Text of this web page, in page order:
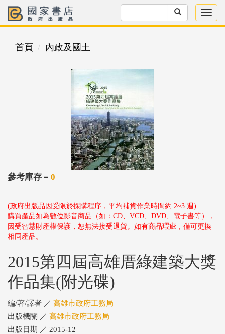
首頁 內政及國土
參考庫存 = 0
(政府出版品因受限於採購程序，平均補貨作業時間約 2~3 週)
購買產品如為數位影音商品（如：CD、VCD、DVD、電子書等），
因受智慧財產權保護，恕無法接受退貨。如有商品瑕疵，僅可更換
相同產品。
2015第四屆高雄厝綠建築大獎
作品集(附光碟)
編/著/譯者 ／ 高雄市政府工務局
出版機關 ／ 高雄市政府工務局
出版日期 ／ 2015-12